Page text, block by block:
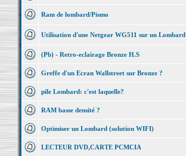
Ram de lombard/Pismo
Utilisation d'une Netgear WG511 sur un Lombard
(Pb) - Retro-eclairage Bronze H.S
Greffe d'un Ecran Wallstreet sur Bronze ?
pile Lombard: c'est laquelle?
RAM basse densité ?
Optimiser un Lombard (solution WIFI)
LECTEUR DVD,CARTE PCMCIA